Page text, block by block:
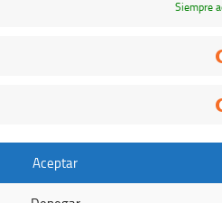
Siempre
Aceptar